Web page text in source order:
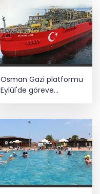
Osman Gazi platformu
Eylül'de göreve
83 bin 200 varile ulaştı